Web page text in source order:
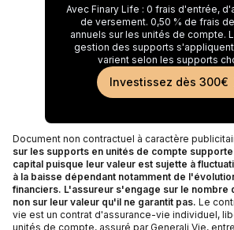
Avec Finary Life : 0 frais d'entrée,
de versement. 0,50 % de frais
annuels sur les unités de compte.
gestion des supports
varient selon les supports
Investissez dès 300€
Document non contractuel à caractère
sur les supports en unités de compte
capital puisque leur valeur est sujette à
à la baisse dépendant notamment de
financiers. L'assureur s'engage sur le nombre
non sur leur valeur qu'il ne garantit pas. Le
vie est un contrat d'assurance-vie individuel,
unités de compte, assuré par Generali Vie,